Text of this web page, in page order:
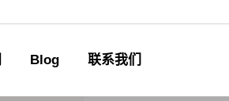
Blog 联系我们